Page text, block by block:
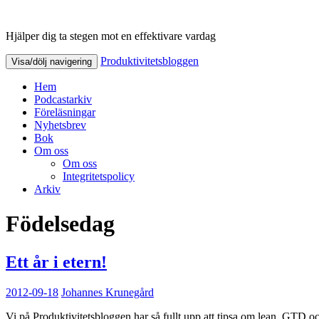
Produktivitetsbloggen
Hjälper dig ta stegen mot en effektivare vardag
Visa/dölj navigering Produktivitetsbloggen
Hem
Podcastarkiv
Föreläsningar
Nyhetsbrev
Bok
Om oss
Om oss
Integritetspolicy
Arkiv
Födelsedag
Ett år i etern!
2012-09-18 Johannes Krunegård
Vi på Produktivitetsbloggen har så fullt upp att tipsa om lean, GTD